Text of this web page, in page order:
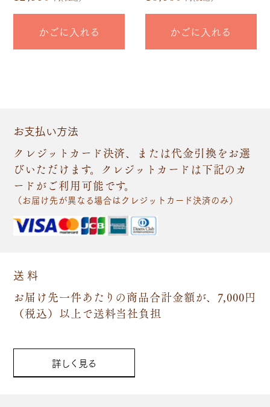
かごに入れる かごに入れる
お支払い方法
クレジットカード決済、または代金引換をお選
びいただけます。クレジットカードは下記のカ
ードがご利用可能です。
（お届け先が異なる場合はクレジットカード決済のみ）
送 料
お届け先一件あたりの商品合計金額が、7,000円
（税込）以上で送料当社負担
詳しく見る